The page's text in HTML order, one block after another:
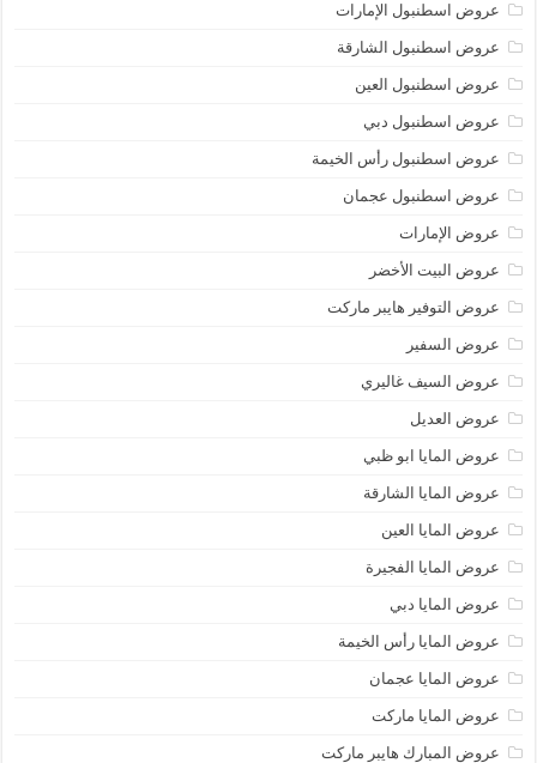
عروض اسطنبول الإمارات
عروض اسطنبول الشارقة
عروض اسطنبول العين
عروض اسطنبول دبي
عروض اسطنبول رأس الخيمة
عروض اسطنبول عجمان
عروض الإمارات
عروض البيت الأخضر
عروض التوفير هايبر ماركت
عروض السفير
عروض السيف غاليري
عروض العديل
عروض المايا ابو ظبي
عروض المايا الشارقة
عروض المايا العين
عروض المايا الفجيرة
عروض المايا دبي
عروض المايا رأس الخيمة
عروض المايا عجمان
عروض المايا ماركت
عروض المبارك هايبر ماركت